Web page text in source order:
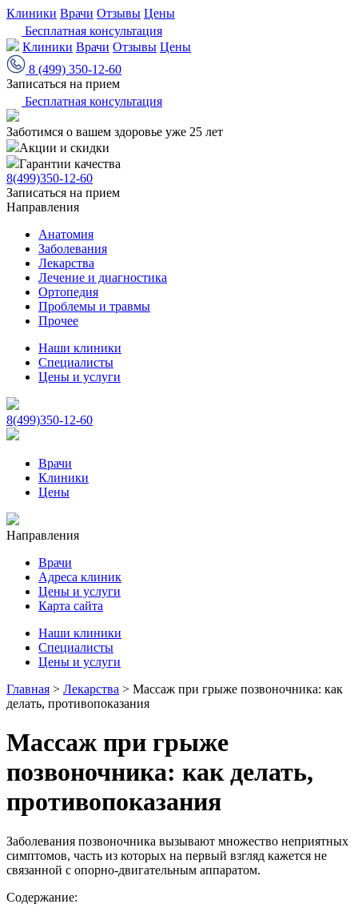
Клиники Врачи Отзывы Цены
Бесплатная консультация
Клиники Врачи Отзывы Цены
8 (499) 350-12-60
Записаться на прием
Бесплатная консультация
Заботимся о вашем здоровье уже 25 лет
Акции и скидки
Гарантии качества
8(499)350-12-60
Записаться на прием
Направления
Анатомия
Заболевания
Лекарства
Лечение и диагностика
Ортопедия
Проблемы и травмы
Прочее
Наши клиники
Специалисты
Цены и услуги
8(499)350-12-60
Врачи
Клиники
Цены
Направления
Врачи
Адреса клиник
Цены и услуги
Карта сайта
Наши клиники
Специалисты
Цены и услуги
Главная > Лекарства > Массаж при грыже позвоночника: как
делать, противопоказания
Массаж при грыже
позвоночника: как делать,
противопоказания
Заболевания позвоночника вызывают множество неприятных
симптомов, часть из которых на первый взгляд кажется не
связанной с опорно-двигательным аппаратом.
Содержание: